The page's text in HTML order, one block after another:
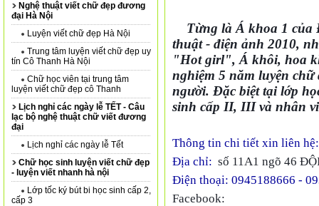
Nghệ thuật viết chữ đẹp đương
đại Hà Nội
Luyện viết chữ đẹp Hà Nội
Trung tâm luyện viết chữ đẹp uy
tín Cô Thanh Hà Nội
Chữ học viên tại trung tâm
luyện viết chữ đẹp cô Thanh
Lịch nghỉ các ngày lễ TẾT - Câu
lạc bộ nghệ thuật chữ viết đương
đại
Lịch nghỉ các ngày lễ Tết
Chữ học sinh luyện viết chữ đẹp
- luyện viết nhanh hà nội
Lớp tốc ký bút bi học sinh cấp 2,
cấp 3
Từng là Á khoa 1 của
thuật - điện ảnh 2010,
"Hot girl", Á khôi, hoa
nghiệm 5 năm luyện
người. Đặc biệt tại lớp
sinh cấp II, III và nhân
Thông tin chi tiết xin liên hệ:
Địa chỉ: số 11A1 ngõ 46
Điện thoại: 0945188666 -
Facebook: